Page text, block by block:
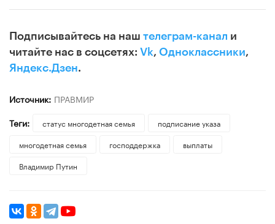
Подписывайтесь на наш телеграм-канал и
читайте нас в соцсетях: Vk, Одноклассники,
Яндекс.Дзен.
Источник: ПРАВМИР
Теги:
статус многодетная семья
подписание указа
многодетная семья
господдержка
выплаты
Владимир Путин